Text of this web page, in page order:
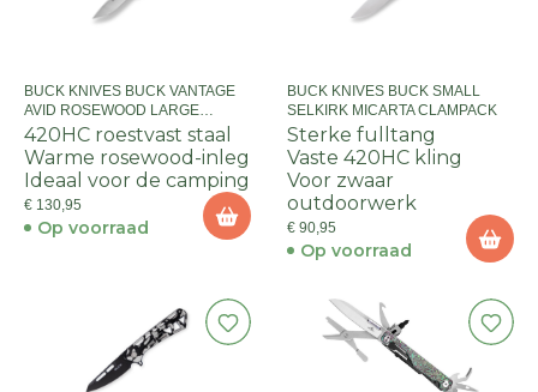
BUCK KNIVES BUCK VANTAGE
AVID ROSEWOOD LARGE
CLAMPACK
420HC roestvast staal
Warme rosewood-inleg
Ideaal voor de camping
€ 130,95
Op voorraad
BUCK KNIVES BUCK SMALL
SELKIRK MICARTA CLAMPACK
Sterke fulltang
Vaste 420HC kling
Voor zwaar
outdoorwerk
€ 90,95
Op voorraad